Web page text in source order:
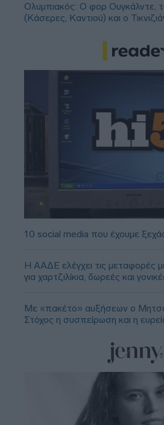
Ολυμπιακός: Ο φορ Ουγκάλντε,
(Κάσερες, Καντιού) και ο
10 social media που έχουμε
Η ΑΑΔΕ ελέγχει τις μεταφορές
για χαρτζιλίκια, δωρεές και
Με «πακέτο» αυξήσεων ο
Στόχος η συσπείρωση και η